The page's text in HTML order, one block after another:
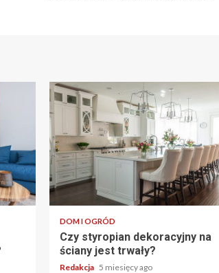
DOM I OGRÓD
Czy styropian dekoracyjny na
ściany jest trwały?
Redakcja 5 miesięcy ago